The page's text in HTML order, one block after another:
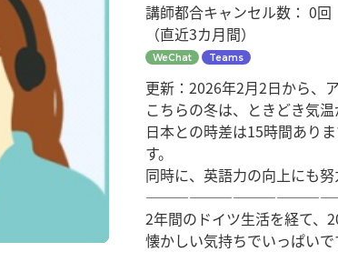
講師都合キャンセル数： 0回
（直近3カ月間）
WeChat Teams
更新：2026年2月2日から、
こちらの冬は、ときどき気
日本との時差は15時間あり
す。
同時に、英語力の向上にも
2年間のドイツ生活を経て、
懐かしい気持ちでいっぱいで